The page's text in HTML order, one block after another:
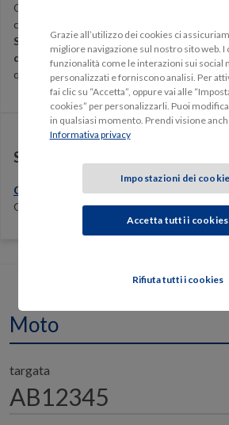
Oltre alle garanzie dell'assistenza stradale
comprende l'
SDA
anziché posta prioritaria, l'estensione
dall'assistenza stradale plus
e ancora
quali: rimborso spese d'emergenza,
Set Informativo Polizza Moto
Consulta e scarica il Set Informativo
GenialClick.
Voglio una polizza
Moto
targata
Grazie all’utilizzo dei cookies ci
migliore navigazione sul nostro sito web. I
funzionalità come le interazioni sui social
personalizzati e forniscono analisi. Per
fai clic su “Accetta”, oppure vai alle
cookies” per personalizzarli. Puoi
in qualsiasi momento. Prendi visione
Informativa privacy
Rifiuta tutti i cookies
Impostazioni dei
Accetta tutti i cookies